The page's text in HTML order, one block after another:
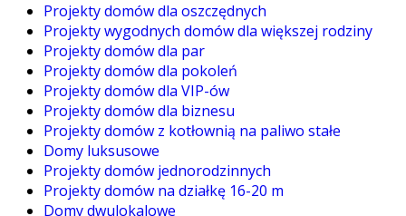
Projekty domów dla oszczędnych
Projekty wygodnych domów dla większej rodziny
Projekty domów dla par
Projekty domów dla pokoleń
Projekty domów dla VIP-ów
Projekty domów dla biznesu
Projekty domów z kotłownią na paliwo stałe
Domy luksusowe
Projekty domów jednorodzinnych
Projekty domów na działkę 16-20 m
Domy dwulokalowe